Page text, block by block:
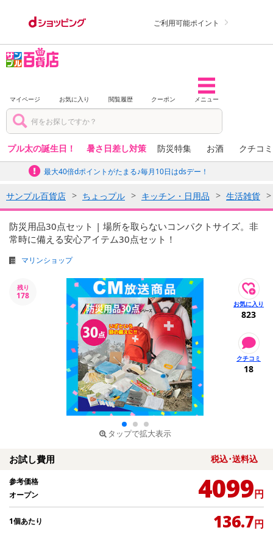
ご利用可能ポイント
マイページ お気に入り 閲覧履歴 クーポン メニュー
プル太の誕生日！ 暑さ日差し対策 防災特集 お酒 クチコ
最大40倍dポイントがたまる♪毎月10日はdsデー！
サンプル百貨店 ちょっプル キッチン・日用品 生活雑貨
防災用品30点セット | 場所を取らないコンパクトサイズ。非
常時に備える安心アイテム30点セット！
マリンショップ
残り
178
タップで拡大表示
823
18
お試し費用 税込･送料込
参考価格
オープン
4099円
1個あたり 136.7円